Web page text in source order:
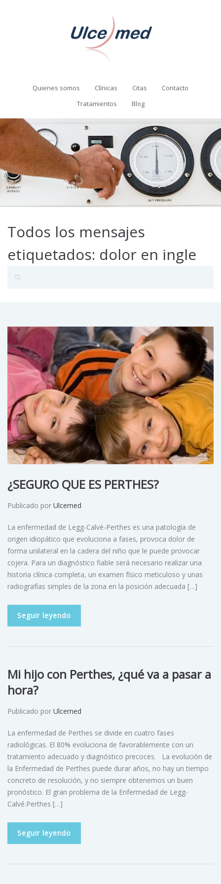
Quienes somos Clínicas Citas
Contacto
Tratamientos
Blog
Todos los mensajes
etiquetados: dolor en ingle
¿SEGURO QUE ES PERTHES?
Publicado por Ulcemed
La enfermedad de Legg-Calvé-Perthes es una patología de
origen idiopático que evoluciona a fases, provoca dolor de
forma unilateral en la cadera del niño que le puede provocar
cojera. Para un diagnóstico fiable será necesario realizar una
historia clínica completa, un examen físico meticuloso y unas
radiografías simples de la zona en la posición adecuada […]
Seguir leyendo
Mi hijo con Perthes, ¿qué va a pasar a
hora?
Publicado por Ulcemed
La enfermedad de Perthes se divide en cuatro fases
radiológicas. El 80% evoluciona de favorablemente con un
tratamiento adecuado y diagnóstico precoces. La evolución de
la Enfermedad de Perthes puede durar años, no hay un tiempo
concreto de resolución, y no siempre obtenemos un buen
pronóstico. El gran problema de la Enfermedad de Legg-
Calvé.Perthes […]
Seguir leyendo